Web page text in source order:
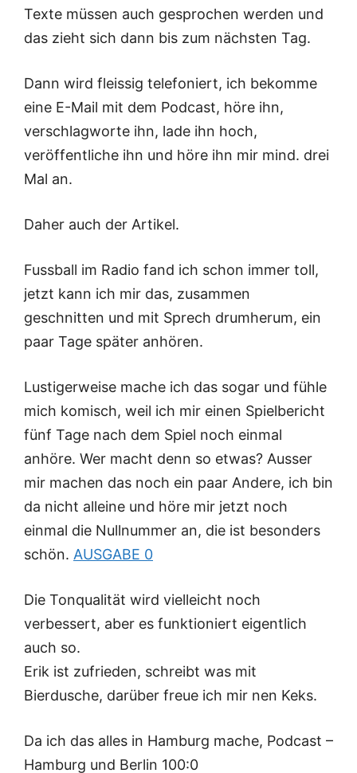
Texte müssen auch gesprochen werden und
das zieht sich dann bis zum nächsten Tag.
Dann wird fleissig telefoniert, ich bekomme
eine E-Mail mit dem Podcast, höre ihn,
verschlagworte ihn, lade ihn hoch,
veröffentliche ihn und höre ihn mir mind. drei
Mal an.
Daher auch der Artikel.
Fussball im Radio fand ich schon immer toll,
jetzt kann ich mir das, zusammen
geschnitten und mit Sprech drumherum, ein
paar Tage später anhören.
Lustigerweise mache ich das sogar und fühle
mich komisch, weil ich mir einen Spielbericht
fünf Tage nach dem Spiel noch einmal
anhöre. Wer macht denn so etwas? Ausser
mir machen das noch ein paar Andere, ich bin
da nicht alleine und höre mir jetzt noch
einmal die Nullnummer an, die ist besonders
schön. AUSGABE 0
Die Tonqualität wird vielleicht noch
verbessert, aber es funktioniert eigentlich
auch so.
Erik ist zufrieden, schreibt was mit
Bierdusche, darüber freue ich mir nen Keks.
Da ich das alles in Hamburg mache, Podcast –
Hamburg und Berlin 100:0